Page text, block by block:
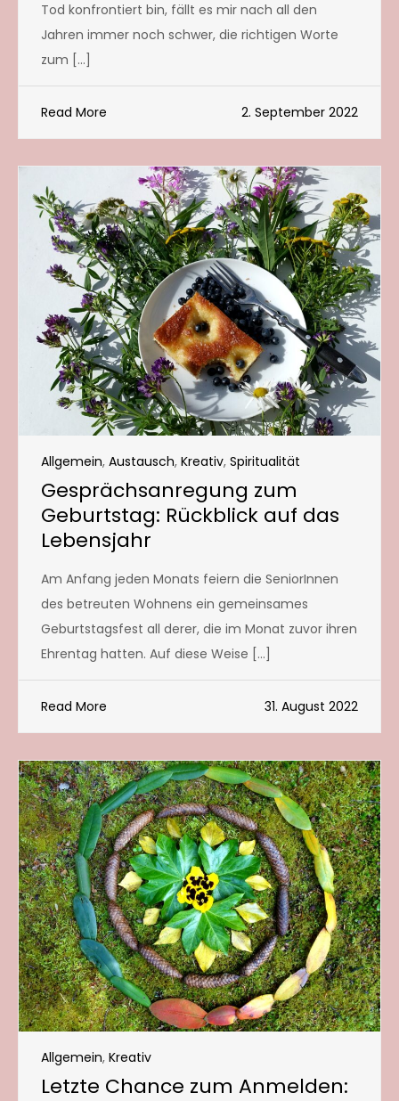
Tod konfrontiert bin, fällt es mir nach all den
Jahren immer noch schwer, die richtigen Worte
zum […]
Read More 2. September 2022
Allgemein, Austausch, Kreativ, Spiritualität
Gesprächsanregung zum
Geburtstag: Rückblick auf das
Lebensjahr
Am Anfang jeden Monats feiern die SeniorInnen
des betreuten Wohnens ein gemeinsames
Geburtstagsfest all derer, die im Monat zuvor ihren
Ehrentag hatten. Auf diese Weise […]
Read More 31. August 2022
Allgemein, Kreativ
Letzte Chance zum Anmelden: